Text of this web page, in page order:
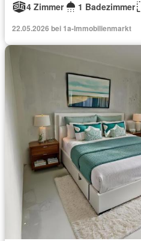
4 Zimmer
1 Badezimmer
22.05.2026 bei 1a-Immobilienmarkt